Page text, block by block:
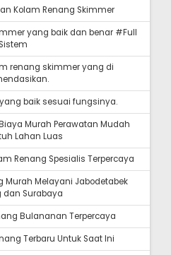
Kolam Renang Skimmer
yang baik dan benar #Full
renang skimmer yang di
baik sesuai fungsinya.
Murah Perawatan Mudah
Lahan Luas
Renang Spesialis Terpercaya
Murah Melayani Jabodetabek
Surabaya
Bulananan Terpercaya
Terbaru Untuk Saat Ini